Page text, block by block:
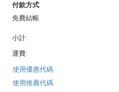
付款方式
免費結帳
小計:
運費:
使用優惠代碼
使用推薦代碼